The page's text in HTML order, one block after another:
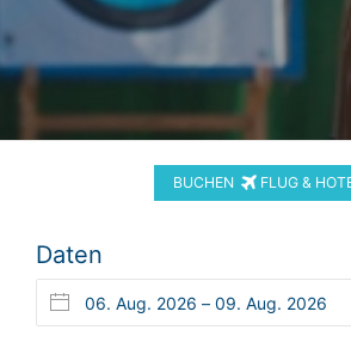
BUCHEN FLUG &
Daten